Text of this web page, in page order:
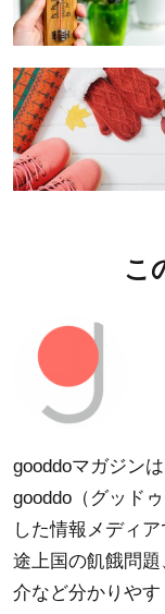
こ
gooddoマガジン
gooddo（グッド
した情報メディ
途上国の飢餓問
介など分かりや